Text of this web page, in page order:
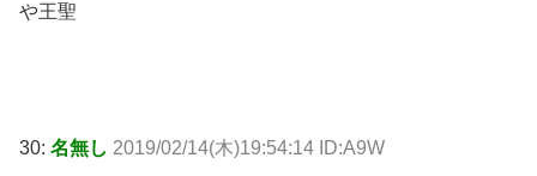
や王聖
30: 名無し 2019/02/14(木)19:54:14 ID:A9W